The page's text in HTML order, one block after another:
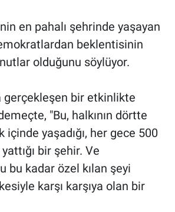
en pahalı şehrinde yaşayan
beklentisinin
olduğunu söylüyor.
gerçekleşen bir etkinlikte
"Bu, halkının dörtte
yaşadığı, her gece 500
bir şehir. Ve
bu kadar özel kılan şeyi
karşı karşıya olan bir